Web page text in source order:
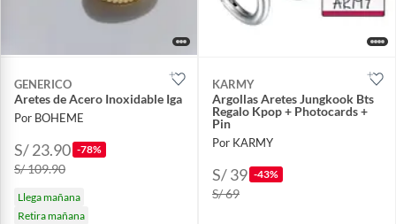
GENERICO
Aretes de Acero Inoxidable Iga
Por BOHEME
S/ 23.90 -78%
S/ 109.90
Llega mañana
Retira mañana
KARMY
Argollas Aretes Jungkook Bts
Regalo Kpop + Photocards +
Pin
Por KARMY
S/ 39 -43%
S/ 69